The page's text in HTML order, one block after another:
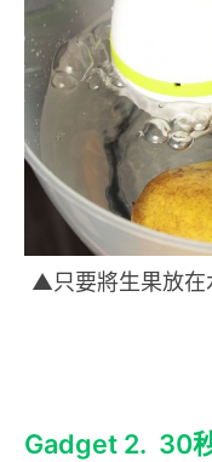
▲只要將生果放在
Gadget 2. 30